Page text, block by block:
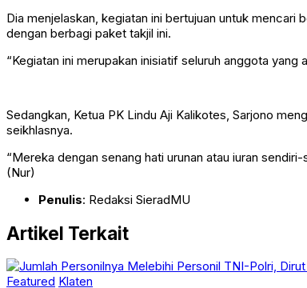
Dia menjelaskan, kegiatan ini bertujuan untuk
dengan berbagi paket takjil ini.
“Kegiatan ini merupakan inisiatif seluruh anggota
Sedangkan, Ketua PK Lindu Aji Kalikotes, Sarjono
seikhlasnya.
“Mereka dengan senang hati urunan atau iuran
(Nur)
Penulis: Redaksi SieradMU
Artikel Terkait
Featured Klaten